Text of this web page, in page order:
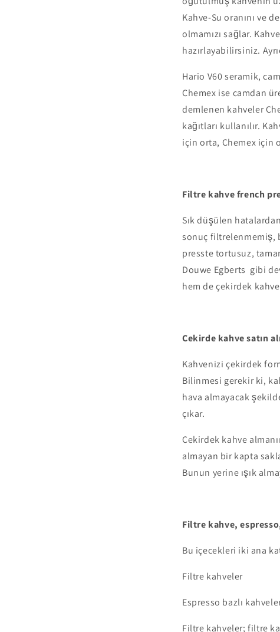
Kahve-Su oranını ve
olmamızı sağlar.
hazırlayabilirsiniz.
Hario V60 seramik,
Chemex ise camdan
demlenen kahveler
kağıtları kullanılır.
için orta, Chemex için
Filtre kahve french
Sık düşülen
sonuç filtrelenmemiş,
presste tortusuz,
Douwe Egberts gibi
hem de çekirdek
Çekirde kahve satın
Kahvenizi çekirdek
Bilinmesi gerekir ki,
hava almayacak
çıkar.
Çekirdek kahve
almayan bir kapta
Bunun yerine ışık
Filtre kahve,
Bu içecekleri iki ana
Filtre kahveler
Espresso bazlı
Filtre kahveler; filtre